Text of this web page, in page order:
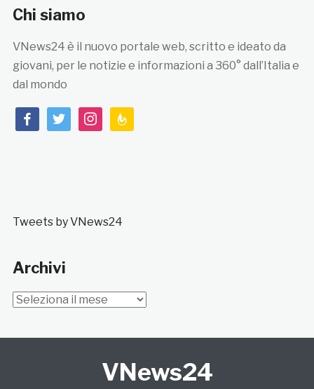
Chi siamo
VNews24 è il nuovo portale web, scritto e ideato da
giovani, per le notizie e informazioni a 360° dall’Italia e
dal mondo
facebooktwitterinstagramfeedburner
Tweets by VNews24
Archivi
Archivi
VNews24